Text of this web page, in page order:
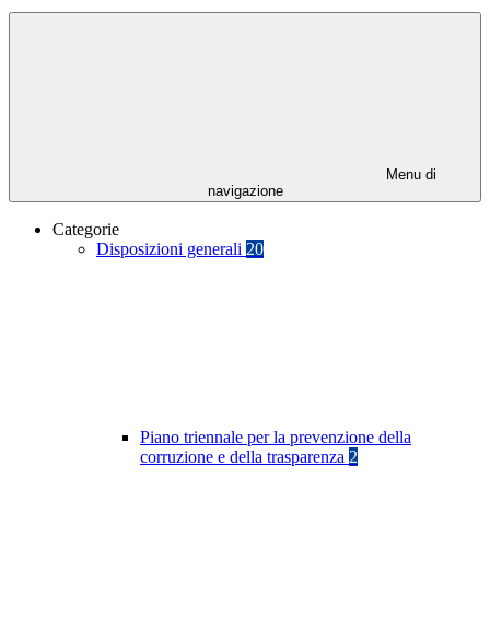
Menu di
navigazione
Categorie
Disposizioni generali 20
Piano triennale per la prevenzione della
corruzione e della trasparenza 2